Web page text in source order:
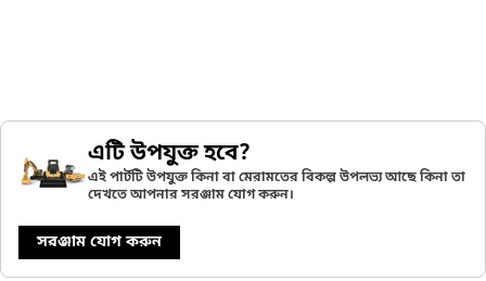
এটি উপযুক্ত হবে?
এই পার্টটি উপযুক্ত কিনা বা মেরামতের বিকল্প উপলভ্য আছে কিনা তা
দেখতে আপনার সরঞ্জাম যোগ করুন।
সরঞ্জাম যোগ করুন